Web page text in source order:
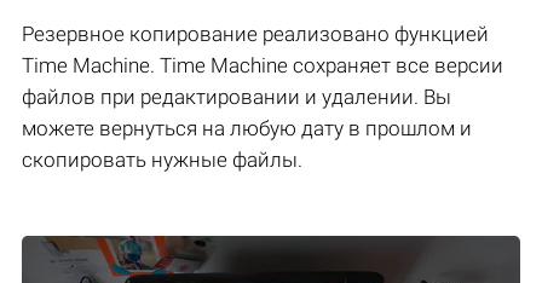
Резервное копирование реализовано функцией
Time Machine. Time Machine сохраняет все версии
файлов при редактировании и удалении. Вы
можете вернуться на любую дату в прошлом и
скопировать нужные файлы.